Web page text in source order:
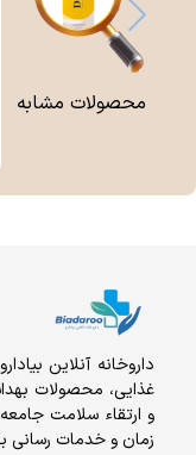
محصولات مشابه
داروخانه آنلاين
غذايى، محصولات
و ارتقاء سلامت
زمان و خدمات رسانی